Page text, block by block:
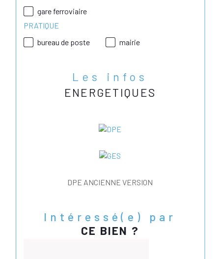
gare ferroviaire
PRATIQUE
bureau de poste
mairie
Les infos
ENERGETIQUES
DPE ANCIENNE VERSION
Intéressé(e) par
CE BIEN ?